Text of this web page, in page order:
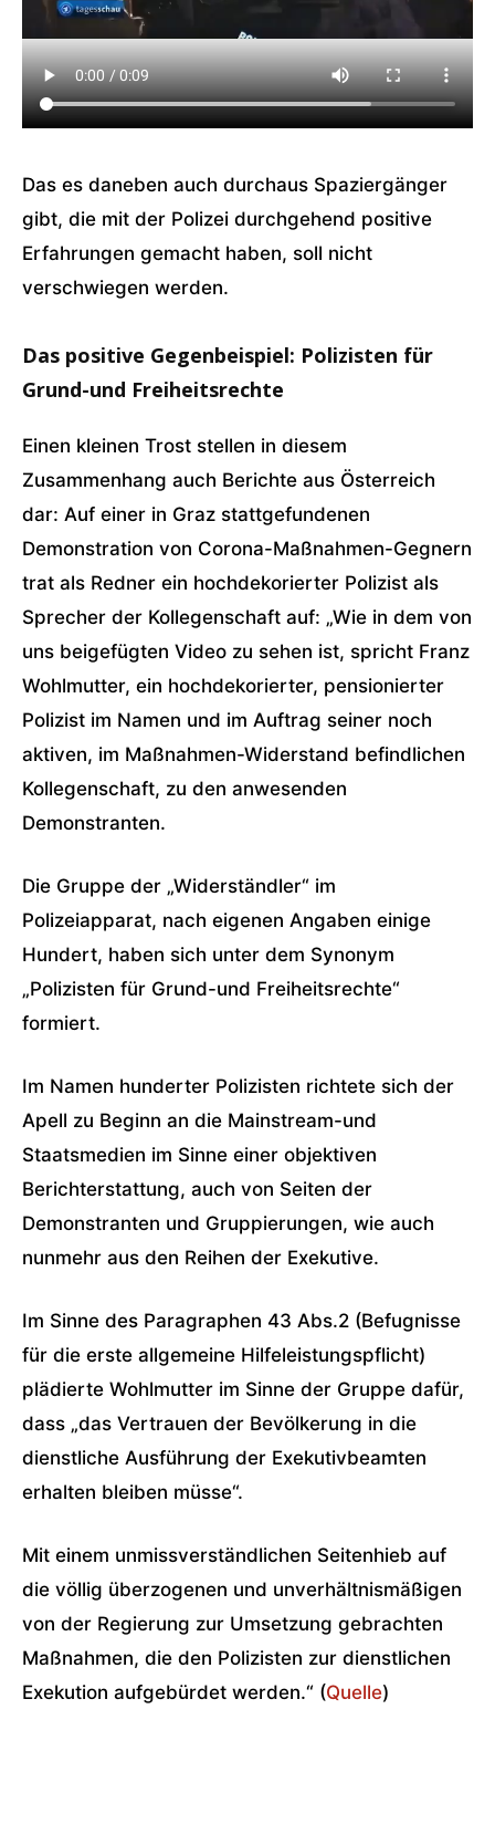
Das es daneben auch durchaus Spaziergänger
gibt, die mit der Polizei durchgehend positive
Erfahrungen gemacht haben, soll nicht
verschwiegen werden.
Das positive Gegenbeispiel: Polizisten für
Grund-und Freiheitsrechte
Einen kleinen Trost stellen in diesem
Zusammenhang auch Berichte aus Österreich
dar: Auf einer in Graz stattgefundenen
Demonstration von Corona-Maßnahmen-Gegnern
trat als Redner ein hochdekorierter Polizist als
Sprecher der Kollegenschaft auf: „Wie in dem von
uns beigefügten Video zu sehen ist, spricht Franz
Wohlmutter, ein hochdekorierter, pensionierter
Polizist im Namen und im Auftrag seiner noch
aktiven, im Maßnahmen-Widerstand befindlichen
Kollegenschaft, zu den anwesenden
Demonstranten.
Die Gruppe der „Widerständler“ im
Polizeiapparat, nach eigenen Angaben einige
Hundert, haben sich unter dem Synonym
„Polizisten für Grund-und Freiheitsrechte“
formiert.
Im Namen hunderter Polizisten richtete sich der
Apell zu Beginn an die Mainstream-und
Staatsmedien im Sinne einer objektiven
Berichterstattung, auch von Seiten der
Demonstranten und Gruppierungen, wie auch
nunmehr aus den Reihen der Exekutive.
Im Sinne des Paragraphen 43 Abs.2 (Befugnisse
für die erste allgemeine Hilfeleistungspflicht)
plädierte Wohlmutter im Sinne der Gruppe dafür,
dass „das Vertrauen der Bevölkerung in die
dienstliche Ausführung der Exekutivbeamten
erhalten bleiben müsse“.
Mit einem unmissverständlichen Seitenhieb auf
die völlig überzogenen und unverhältnismäßigen
von der Regierung zur Umsetzung gebrachten
Maßnahmen, die den Polizisten zur dienstlichen
Exekution aufgebürdet werden.“ (Quelle)